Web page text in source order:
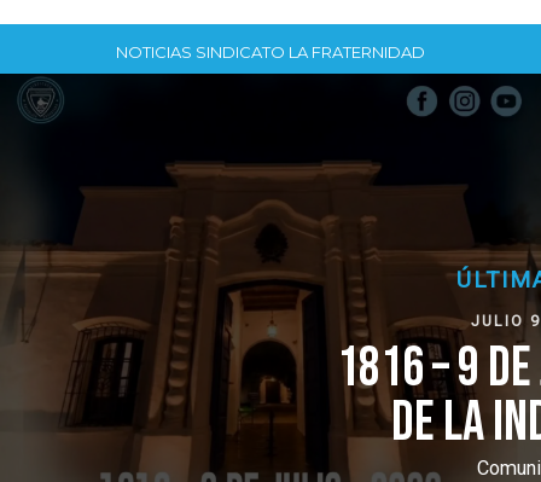
NOTICIAS SINDICATO LA FRATERNIDAD
ÚLTIMAS NOTICIAS
JULIO 9, 2026, 1:16 PM
1816 – 9 DE JULIO – 2026
DE LA INDEPENDENCIA
Comunicado de Prensa